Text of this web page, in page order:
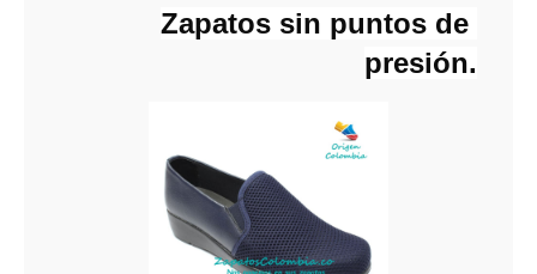
Zapatos sin puntos de
presión.